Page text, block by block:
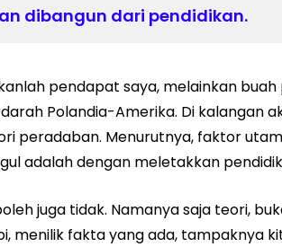
dibangun dari pendidikan.
pendapat saya, melainkan buah
Polandia-Amerika. Di kalangan
peradaban. Menurutnya, faktor
adalah dengan meletakkan
juga tidak. Namanya saja teori,
menilik fakta yang ada, tampaknya